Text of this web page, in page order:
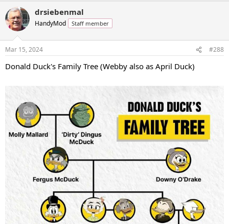
drsiebenmal
HandyMod Staff member
Mar 15, 2024 #288
Donald Duck's Family Tree (Webby also as April Duck)